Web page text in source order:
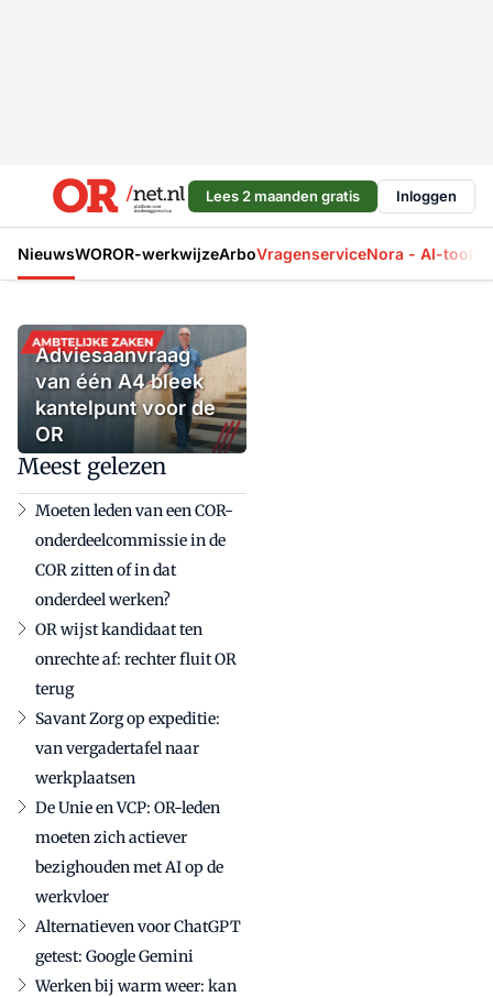
Lees 2 maanden gratis Inloggen
NieuwsWOROR-werkwijzeArboVragenserviceNora - AI-tool
Adviesaanvraag
van één A4 bleek
kantelpunt voor de
OR
Meest gelezen
Moeten leden van een COR-
onderdeelcommissie in de
COR zitten of in dat
onderdeel werken?
OR wijst kandidaat ten
onrechte af: rechter fluit OR
terug
Savant Zorg op expeditie:
van vergadertafel naar
werkplaatsen
De Unie en VCP: OR-leden
moeten zich actiever
bezighouden met AI op de
werkvloer
Alternatieven voor ChatGPT
getest: Google Gemini
Werken bij warm weer: kan